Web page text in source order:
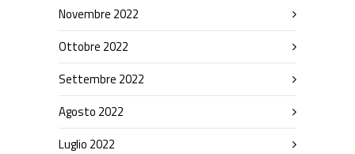
Novembre 2022
Ottobre 2022
Settembre 2022
Agosto 2022
Luglio 2022